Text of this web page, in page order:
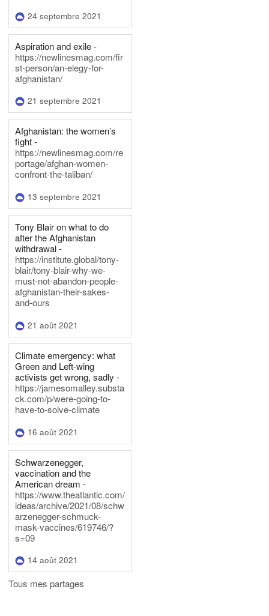
24 septembre 2021
Aspiration and exile -
https://newlinesmag.com/fir
st-person/an-elegy-for-
afghanistan/
21 septembre 2021
Afghanistan: the women’s
fight -
https://newlinesmag.com/re
portage/afghan-women-
confront-the-taliban/
13 septembre 2021
Tony Blair on what to do
after the Afghanistan
withdrawal -
https://institute.global/tony-
blair/tony-blair-why-we-
must-not-abandon-people-
afghanistan-their-sakes-
and-ours
21 août 2021
Climate emergency: what
Green and Left-wing
activists get wrong, sadly -
https://jamesomalley.substa
ck.com/p/were-going-to-
have-to-solve-climate
16 août 2021
Schwarzenegger,
vaccination and the
American dream -
https://www.theatlantic.com/
ideas/archive/2021/08/schw
arzenegger-schmuck-
mask-vaccines/619746/?
s=09
14 août 2021
Tous mes partages